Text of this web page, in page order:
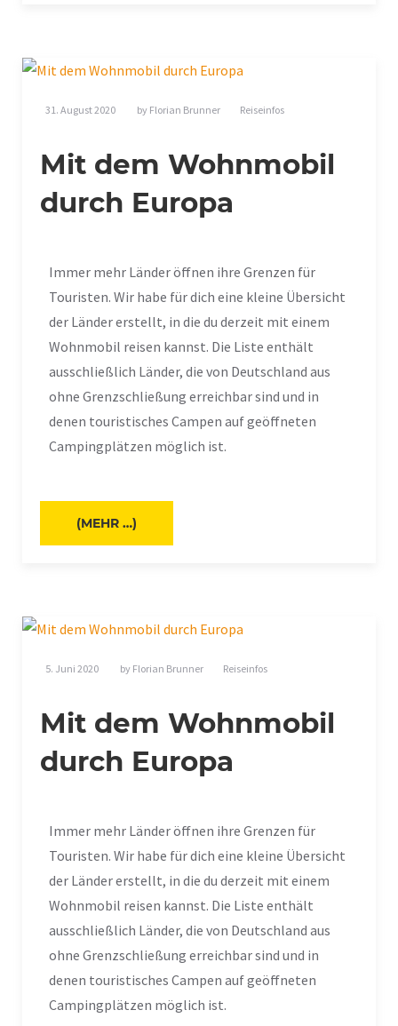
31. August 2020 by Florian Brunner Reiseinfos
Mit dem Wohnmobil
durch Europa
Immer mehr Länder öffnen ihre Grenzen für
Touristen. Wir habe für dich eine kleine Übersicht
der Länder erstellt, in die du derzeit mit einem
Wohnmobil reisen kannst. Die Liste enthält
ausschließlich Länder, die von Deutschland aus
ohne Grenzschließung erreichbar sind und in
denen touristisches Campen auf geöffneten
Campingplätzen möglich ist.
(MEHR …)
5. Juni 2020 by Florian Brunner Reiseinfos
Mit dem Wohnmobil
durch Europa
Immer mehr Länder öffnen ihre Grenzen für
Touristen. Wir habe für dich eine kleine Übersicht
der Länder erstellt, in die du derzeit mit einem
Wohnmobil reisen kannst. Die Liste enthält
ausschließlich Länder, die von Deutschland aus
ohne Grenzschließung erreichbar sind und in
denen touristisches Campen auf geöffneten
Campingplätzen möglich ist.